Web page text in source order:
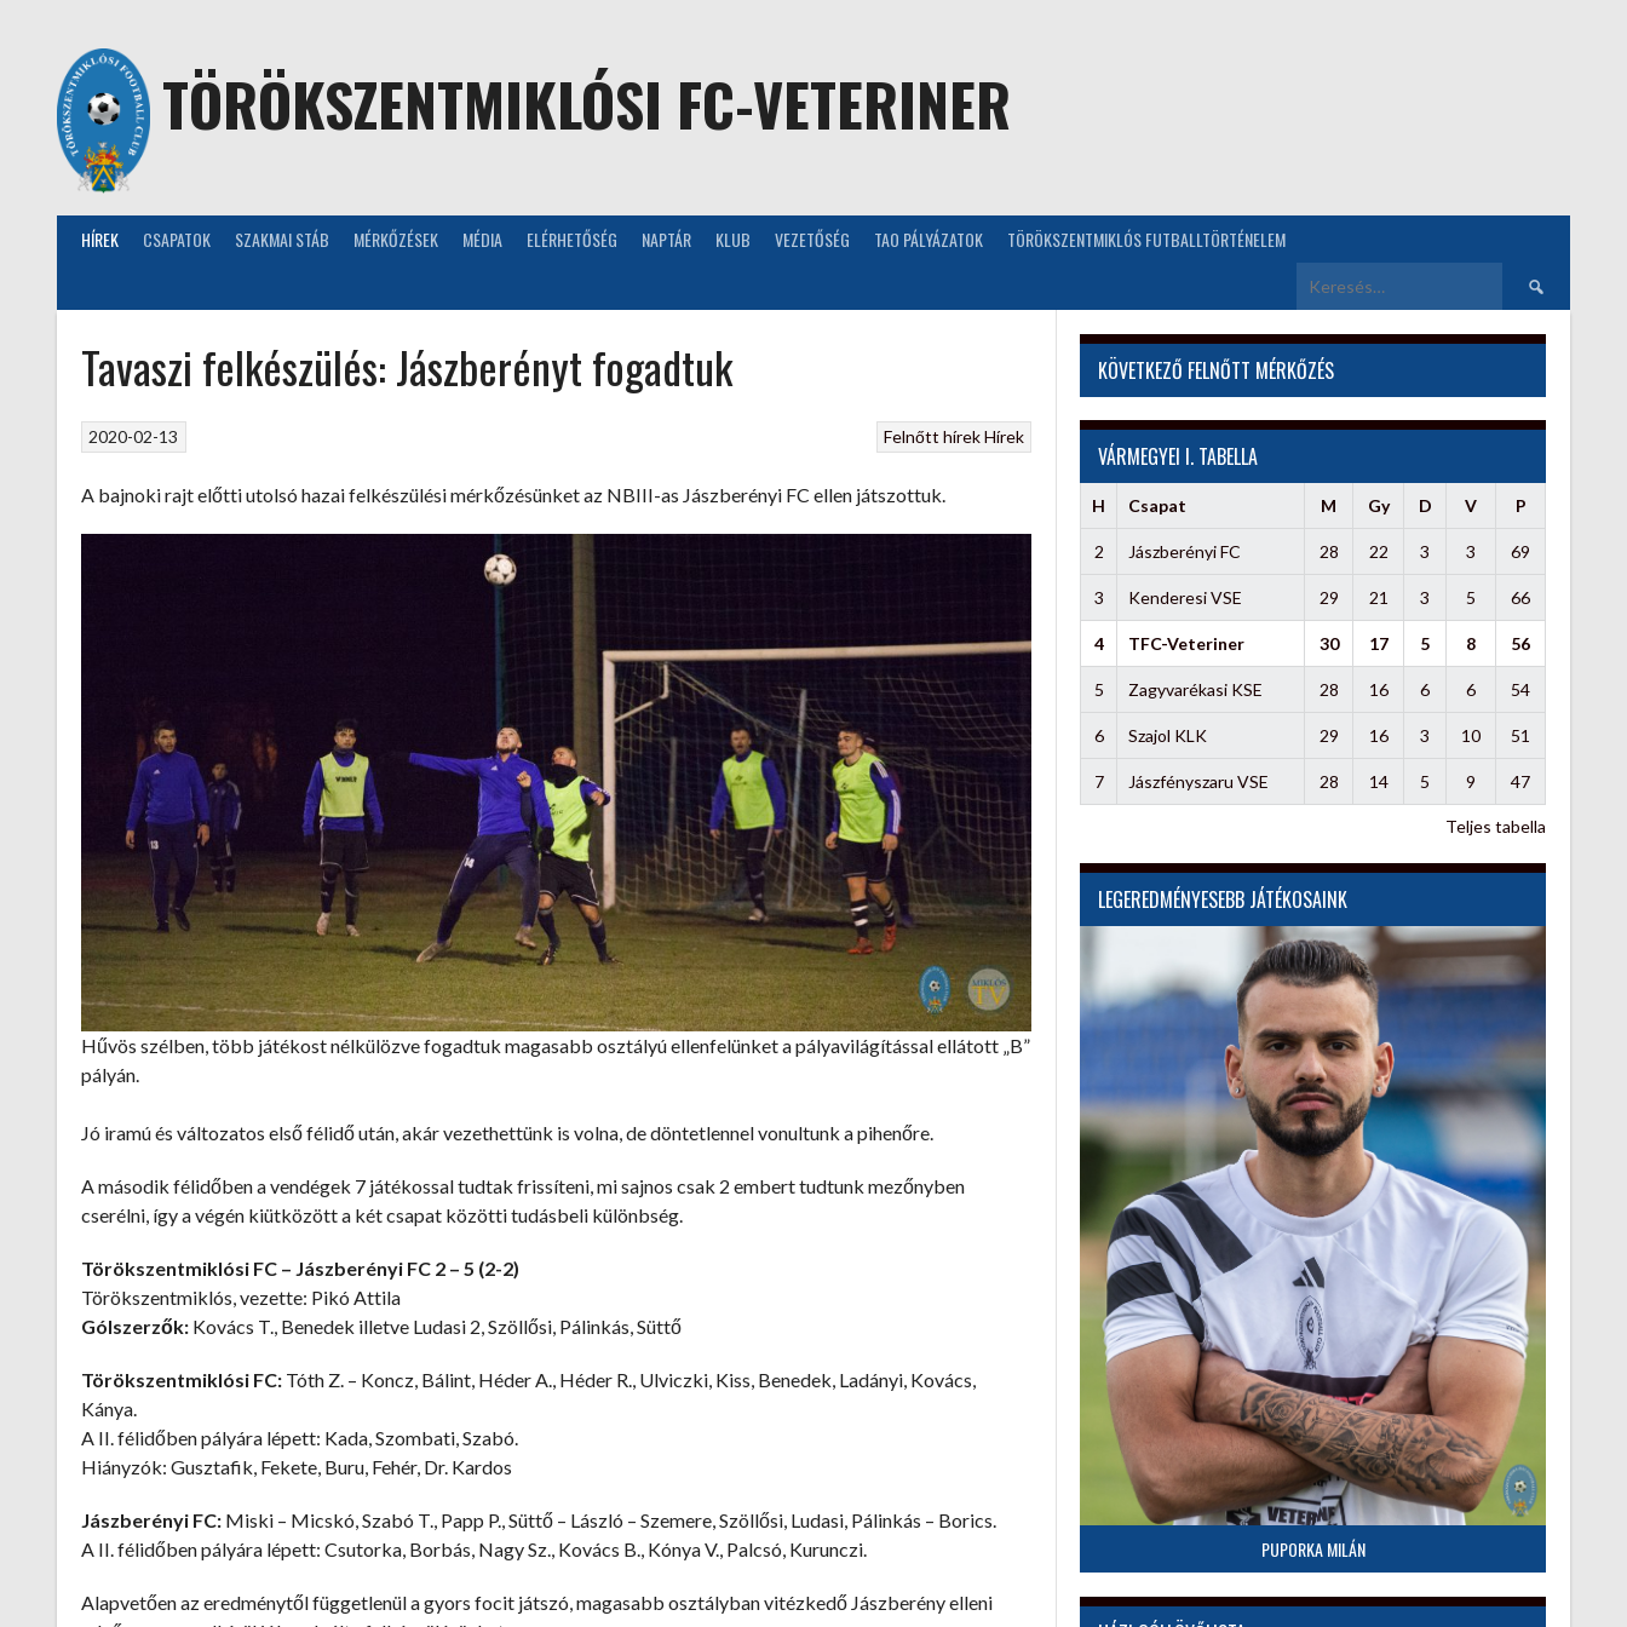
TÖRÖKSZENTMIKLÓSI FC-VETERINER
HÍREK CSAPATOK SZAKMAI STÁB MÉRKŐZÉSEK MÉDIA ELÉRHETŐSÉG NAPTÁR KLUB VEZETŐSÉG TAO PÁLYÁZATOK TÖRÖKSZENTMIKLÓS FUTBALLTÖRTÉNELEM
Keresés:
Tavaszi felkészülés: Jászberényt fogadtuk
Felnőtt hírekHírek
2020-02-13
A bajnoki rajt előtti utolsó hazai felkészülési mérkőzésünket az NBIII-as Jászberényi FC ellen játszottuk.
Hűvös szélben, több játékost nélkülözve fogadtuk magasabb osztályú ellenfelünket a pályavilágítással ellátott „B”
pályán.
Jó iramú és változatos első félidő után, akár vezethettünk is volna, de döntetlennel vonultunk a pihenőre.
A második félidőben a vendégek 7 játékossal tudtak frissíteni, mi sajnos csak 2 embert tudtunk mezőnyben
cserélni, így a végén kiütközött a két csapat közötti tudásbeli különbség.
Törökszentmiklósi FC – Jászberényi FC 2 – 5 (2-2)
Törökszentmiklós, vezette: Pikó Attila
Gólszerzők: Kovács T., Benedek illetve Ludasi 2, Szöllősi, Pálinkás, Süttő
Törökszentmiklósi FC: Tóth Z. – Koncz, Bálint, Héder A., Héder R., Ulviczki, Kiss, Benedek, Ladányi, Kovács,
Kánya.
A II. félidőben pályára lépett: Kada, Szombati, Szabó.
Hiányzók: Gusztafik, Fekete, Buru, Fehér, Dr. Kardos
Jászberényi FC: Miski – Micskó, Szabó T., Papp P., Süttő – László – Szemere, Szöllősi, Ludasi, Pálinkás – Borics.
A II. félidőben pályára lépett: Csutorka, Borbás, Nagy Sz., Kovács B., Kónya V., Palcsó, Kurunczi.
Alapvetően az eredménytől függetlenül a gyors focit játszó, magasabb osztályban vitézkedő Jászberény elleni
KÖVETKEZŐ FELNŐTT MÉRKŐZÉS
VÁRMEGYEI I. TABELLA
H Csapat M Gy D V P
2 Jászberényi FC 28 22 3 3 69
3 Kenderesi VSE 29 21 3 5 66
4 TFC-Veteriner 30 17 5 8 56
5 Zagyvarékasi KSE 28 16 6 6 54
6 Szajol KLK 29 16 3 10 51
7 Jászfényszaru VSE 28 14 5 9 47
Teljes tabella
LEGEREDMÉNYESEBB JÁTÉKOSAINK
PUPORKA MILÁN